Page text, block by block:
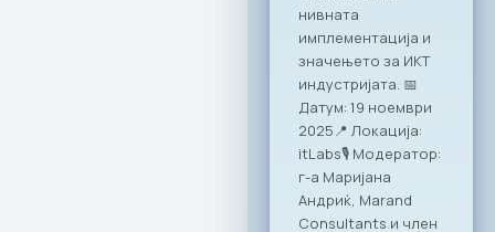
Димитровски, ја
потпиша
Декларацијата за
партнерство и
акција: „Заедничка
посветеност за
формализирање на
неформалната
економија во РСМ“.